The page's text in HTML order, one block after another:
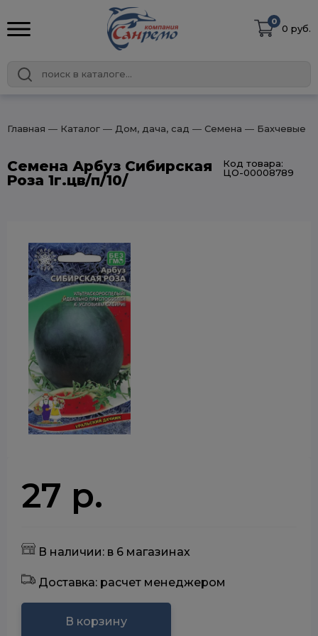
0
0 руб.
Главная ― Каталог ― Дом, дача, сад ― Семена ― Бахчевые
Семена Арбуз Сибирская
Роза 1г.цв/п/10/
Код товара:
ЦО-00008789
27 р.
В наличии: в 6 магазинах
Доставка: расчет менеджером
В корзину